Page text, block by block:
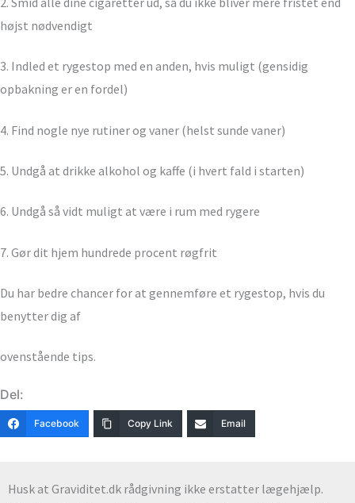
højst nødvendigt
3. Indled et rygestop med en anden, hvis muligt (gensidig
opbakning er en fordel)
4. Find nogle nye rutiner og vaner (helst sunde vaner)
5. Undgå at drikke alkohol og kaffe (i hvert fald i starten)
6. Undgå så vidt muligt at være i rum med rygere
7. Gør dit hjem hundrede procent røgfrit
Du har bedre chancer for at gennemføre et rygestop, hvis du
benytter dig af
ovenstående tips.
Del:
Facebook Copy Link Email
Husk at Graviditet.dk rådgivning ikke erstatter lægehjælp.